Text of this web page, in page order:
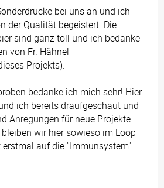
bei uns an und ich
der Qualität begeistert. Die
sind ganz toll und ich bedanke
von Fr. Hähnel
Projekts).
bedanke ich mich sehr! Hier
ich bereits draufgeschaut und
Anregungen für neue Projekte
wir hier sowieso im Loop
auf die "Immunsystem"-